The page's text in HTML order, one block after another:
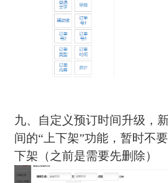
九、自定义预订时间升级，
间的“上下架”功能，暂时不
下架（之前是需要先删除）